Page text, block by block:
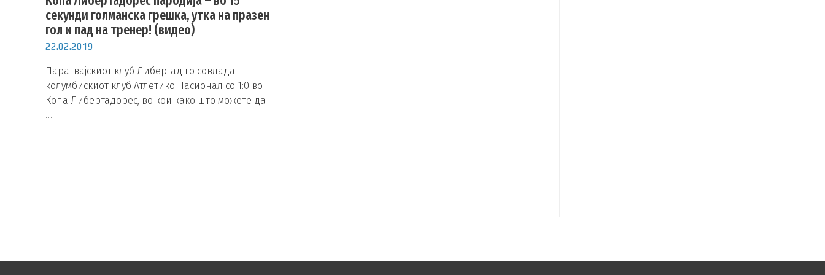
секунди голманска грешка, утка на празен
гол и пад на тренер! (видео)
22.02.2019
Парагвајскиот клуб Либертад го совлада
колумбискиот клуб Атлетико Насионал со 1:0 во
Копа Либертадорес, во кои како што можете да
…